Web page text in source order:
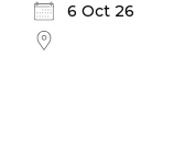
6 Oct 26